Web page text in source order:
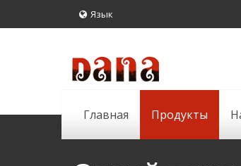
Язык
Главная Продукты